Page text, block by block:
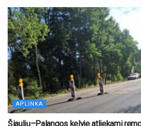
APLINKA
Šiaulių–Palangos kelyje atliekami